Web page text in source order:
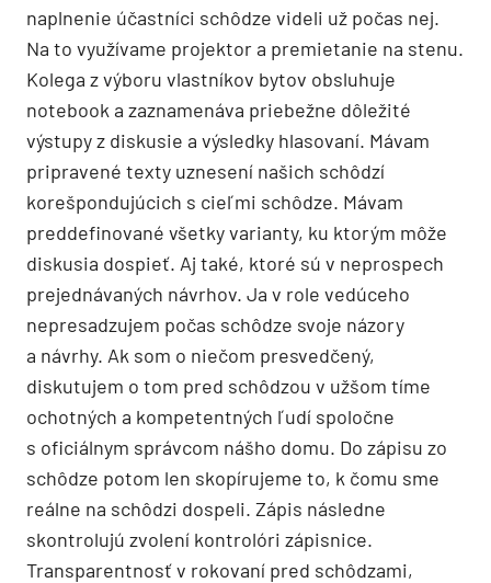
naplnenie účastníci schôdze videli už počas nej.
Na to využívame projektor a premietanie na stenu.
Kolega z výboru vlastníkov bytov obsluhuje
notebook a zaznamenáva priebežne dôležité
výstupy z diskusie a výsledky hlasovaní. Mávam
pripravené texty uznesení našich schôdzí
korešpondujúcich s cieľmi schôdze. Mávam
preddefinované všetky varianty, ku ktorým môže
diskusia dospieť. Aj také, ktoré sú v neprospech
prejednávaných návrhov. Ja v role vedúceho
nepresadzujem počas schôdze svoje názory
a návrhy. Ak som o niečom presvedčený,
diskutujem o tom pred schôdzou v užšom tíme
ochotných a kompetentných ľudí spoločne
s oficiálnym správcom nášho domu. Do zápisu zo
schôdze potom len skopírujeme to, k čomu sme
reálne na schôdzi dospeli. Zápis následne
skontrolujú zvolení kontrolóri zápisnice.
Transparentnosť v rokovaní pred schôdzami,